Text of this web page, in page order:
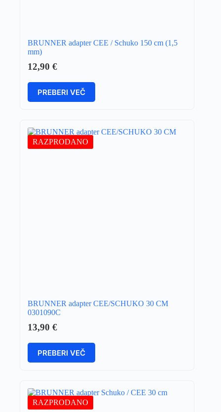
BRUNNER adapter CEE / Schuko 150 cm (1,5
mm)
12,90 €
PREBERI VEČ
RAZPRODANO
BRUNNER adapter CEE/SCHUKO 30 CM
0301090C
13,90 €
PREBERI VEČ
RAZPRODANO